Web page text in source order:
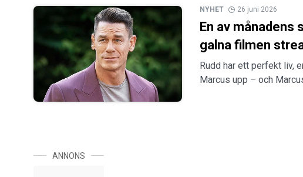
NYHET 26 juni 2026
En av
galna filmen
Rudd har ett perfekt liv,
Marcus upp – och
ANNONS